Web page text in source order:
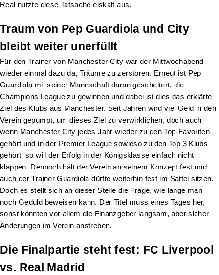
Real nutzte diese Tatsache eiskalt aus.
Traum von Pep Guardiola und City
bleibt weiter unerfüllt
Für den Trainer von Manchester City war der Mittwochabend
wieder einmal dazu da, Träume zu zerstören. Erneut ist Pep
Guardiola mit seiner Mannschaft daran gescheitert, die
Champions League zu gewinnen und dabei ist dies das erklärte
Ziel des Klubs aus Manchester. Seit Jahren wird viel Geld in den
Verein gepumpt, um dieses Ziel zu verwirklichen, doch auch
wenn Manchester City jedes Jahr wieder zu den Top-Favoriten
gehört und in der Premier League sowieso zu den Top 3 Klubs
gehört, so will der Erfolg in der Königsklasse einfach nicht
klappen. Dennoch hält der Verein an seinem Konzept fest und
auch der Trainer Guardiola dürfte weiterhin fest im Sattel sitzen.
Doch es stellt sich an dieser Stelle die Frage, wie lange man
noch Geduld beweisen kann. Der Titel muss eines Tages her,
sonst könnten vor allem die Finanzgeber langsam, aber sicher
Änderungen im Verein anstreben.
Die Finalpartie steht fest: FC Liverpool
vs. Real Madrid